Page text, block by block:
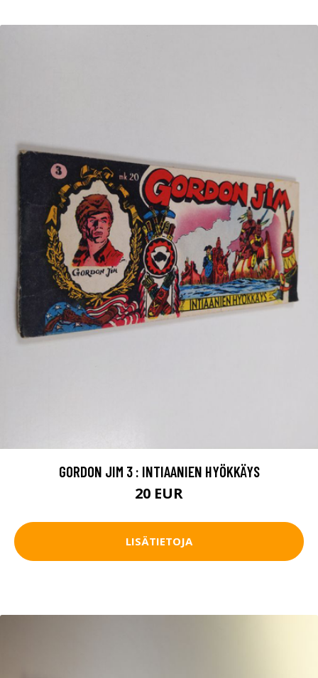
GORDON JIM 3 : INTIAANIEN HYÖKKÄYS
20 EUR
LISÄTIETOJA